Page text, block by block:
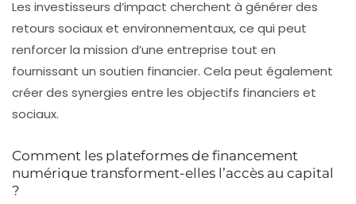
Les investisseurs d’impact cherchent à générer des
retours sociaux et environnementaux, ce qui peut
renforcer la mission d’une entreprise tout en
fournissant un soutien financier. Cela peut également
créer des synergies entre les objectifs financiers et
sociaux.
Comment les plateformes de financement
numérique transforment-elles l’accès au capital
?